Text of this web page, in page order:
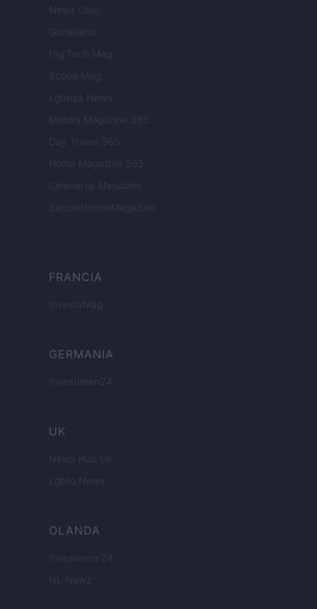
Newz Ohio
Gameland
Hig Tech Mag
Scoop Mag
Lgbtqia News
Motors Magazine 365
Day Travel 365
Home Magazine 365
Cineverse Magazine
SecondHomeMagazine
FRANCIA
InvestirMag
GERMANIA
Investieren24
UK
News Hub UK
Lgbtq News
OLANDA
Investeren 24
NL Newz